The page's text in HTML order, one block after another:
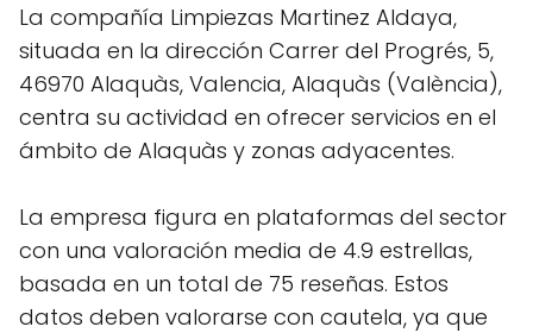
La compañía Limpiezas Martinez Aldaya,
situada en la dirección Carrer del Progrés, 5,
46970 Alaquàs, Valencia, Alaquàs (València),
centra su actividad en ofrecer servicios en el
ámbito de Alaquàs y zonas adyacentes.
La empresa figura en plataformas del sector
con una valoración media de 4.9 estrellas,
basada en un total de 75 reseñas. Estos
datos deben valorarse con cautela, ya que